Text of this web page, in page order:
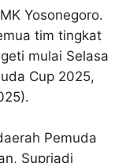
Yosonegoro.
tim tingkat
mulai Selasa
Cup 2025,
Pemuda
Supriadi